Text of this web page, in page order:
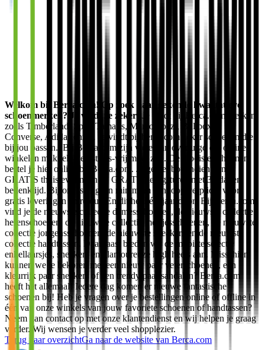
Welkom bij Berca.com! Op zoek naar gekende kwalitatieve
schoenmerken? Je vindt ze zeker! Je vindt bij Berca.com merken
zoals Timberland, Spm, Tamaris, Marco Tozzi, Bullboxer,
Converse, Adidas enz… Je vindt bij berca.com zeker schoenen die
bij jou passen.. Bij Berca.com zijn we ervan overtuigd dat online
winkelen makkelijk en stress-vrij moet zijn. De mooiste schoenen
bestel je hier online bij Berca.com. Je geniet bovendien van
GRATIS thuisleveringen en GRATIS terugsturen met 30 dagen
bedenktijd. Bij ons is er geen minimum aankoop verplicht voor
gratis leveringen en retour. En dit het hélé jaar door! Bij Berca.com
vind je de nieuwste collectie damesschoenen, de nieuwste collectie
herenschoenen, de nieuwste collectie meisjesschoenen, de nieuwste
collectie jongensschoenen, de nieuwste sneakers en de nieuwste
collectie handtassen. Daarnaast bieden wij de mooiste selectie
enkellaarsjes, sneakers en glamoureuze high heels aan. Misschien
kunnen we je bekoren met ​​een nieuw paar veterschoenen, een
kleurrijk paar sneakers of een trendy paar sandalen? Berca.com
heeft het allemaal! Iedere dag komen er nieuwe fantastische
schoenen bij! Heb je vragen over je bestellingen online of offline in
één van onze winkels van jouw favoriete schoenen of handtassen?
Neem dan contact op met onze klantendienst en wij helpen je graag
verder. Wij wensen je verder veel shopplezier.
Terug naar overzichtGa naar de website van Berca.com